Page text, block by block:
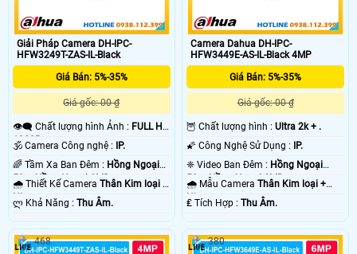
Giải Pháp Camera DH-IPC-
HFW3249T-ZAS-IL-Black
Giá Bán: 5%-35%
Giá gốc: 00 ₫
👁️‍🗨 Chất lượng hình Ảnh : FULL HD
1080P .
🕉️ Camera Công nghệ : IP.
🌈 Tầm Xa Ban Đêm : Hồng Ngoại
50m Hồng Ngoại SMD.
🌧️ Thiết Kế Camera Thân Kim loại +
Nhựa.
️ლ Khả Năng : Thu Âm.
Camera Dahua DH-IPC-
HFW3449E-AS-IL-Black 4MP
Giá Bán: 5%-35%
Giá gốc: 00 ₫
🦉 Chất lượng hình :Ultra 2k + .
🌠 Công Nghệ Sử Dụng : IP.
❈ Video Ban Đêm : Hồng Ngoại
50m Hồng Ngoại SMD.
🌧️ Mẫu CameraThân Kim loại +
Nhựa.
️₤ Tích Hợp :Thu Âm.
468 380